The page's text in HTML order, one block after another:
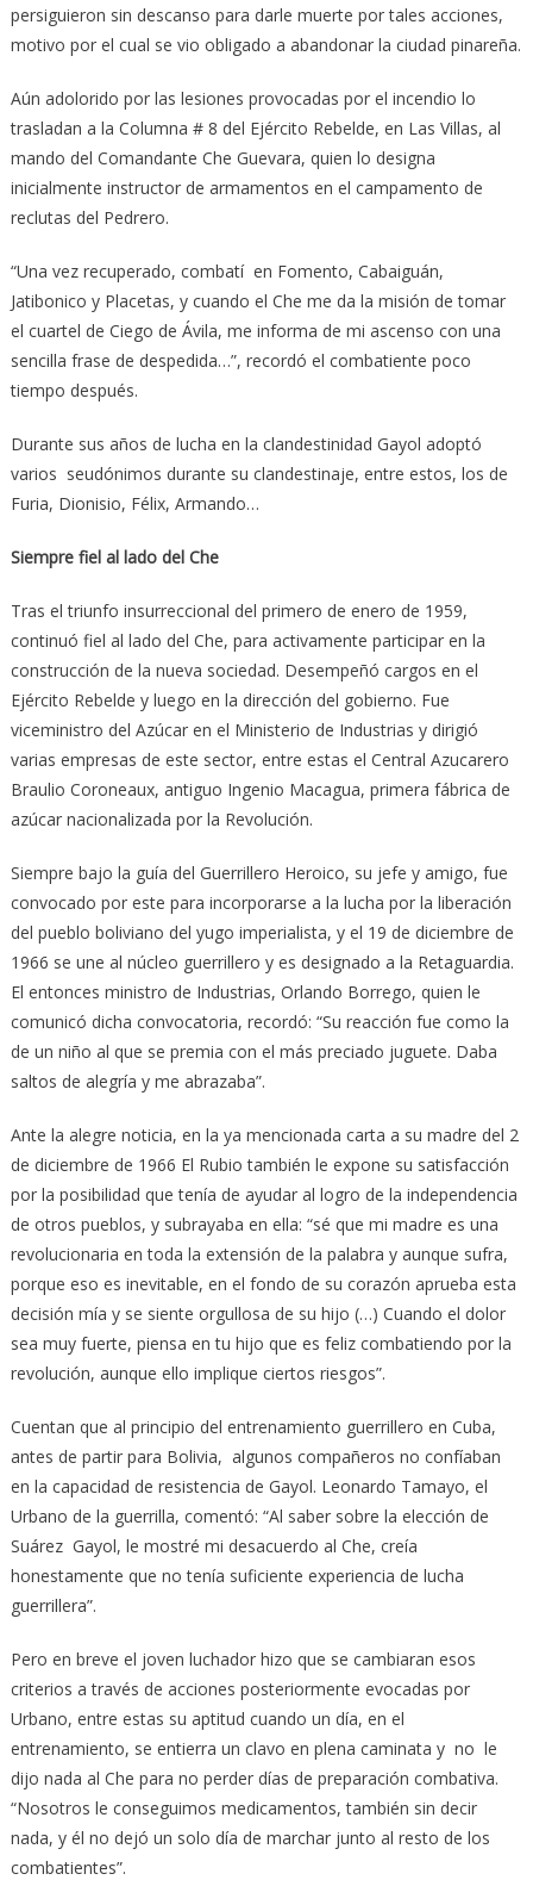
persiguieron sin descanso para darle muerte por tales acciones,
motivo por el cual se vio obligado a abandonar la ciudad pinareña.
Aún adolorido por las lesiones provocadas por el incendio lo
trasladan a la Columna # 8 del Ejército Rebelde, en Las Villas, al
mando del Comandante Che Guevara, quien lo designa
inicialmente instructor de armamentos en el campamento de
reclutas del Pedrero.
“Una vez recuperado, combatí en Fomento, Cabaiguán,
Jatibonico y Placetas, y cuando el Che me da la misión de tomar
el cuartel de Ciego de Ávila, me informa de mi ascenso con una
sencilla frase de despedida…”, recordó el combatiente poco
tiempo después.
Durante sus años de lucha en la clandestinidad Gayol adoptó
varios seudónimos durante su clandestinaje, entre estos, los de
Furia, Dionisio, Félix, Armando…
Siempre fiel al lado del Che
Tras el triunfo insurreccional del primero de enero de 1959,
continuó fiel al lado del Che, para activamente participar en la
construcción de la nueva sociedad. Desempeñó cargos en el
Ejército Rebelde y luego en la dirección del gobierno. Fue
viceministro del Azúcar en el Ministerio de Industrias y dirigió
varias empresas de este sector, entre estas el Central Azucarero
Braulio Coroneaux, antiguo Ingenio Macagua, primera fábrica de
azúcar nacionalizada por la Revolución.
Siempre bajo la guía del Guerrillero Heroico, su jefe y amigo, fue
convocado por este para incorporarse a la lucha por la liberación
del pueblo boliviano del yugo imperialista, y el 19 de diciembre de
1966 se une al núcleo guerrillero y es designado a la Retaguardia.
El entonces ministro de Industrias, Orlando Borrego, quien le
comunicó dicha convocatoria, recordó: “Su reacción fue como la
de un niño al que se premia con el más preciado juguete. Daba
saltos de alegría y me abrazaba”.
Ante la alegre noticia, en la ya mencionada carta a su madre del 2
de diciembre de 1966 El Rubio también le expone su satisfacción
por la posibilidad que tenía de ayudar al logro de la independencia
de otros pueblos, y subrayaba en ella: “sé que mi madre es una
revolucionaria en toda la extensión de la palabra y aunque sufra,
porque eso es inevitable, en el fondo de su corazón aprueba esta
decisión mía y se siente orgullosa de su hijo (…) Cuando el dolor
sea muy fuerte, piensa en tu hijo que es feliz combatiendo por la
revolución, aunque ello implique ciertos riesgos”.
Cuentan que al principio del entrenamiento guerrillero en Cuba,
antes de partir para Bolivia, algunos compañeros no confíaban
en la capacidad de resistencia de Gayol. Leonardo Tamayo, el
Urbano de la guerrilla, comentó: “Al saber sobre la elección de
Suárez Gayol, le mostré mi desacuerdo al Che, creía
honestamente que no tenía suficiente experiencia de lucha
guerrillera”.
Pero en breve el joven luchador hizo que se cambiaran esos
criterios a través de acciones posteriormente evocadas por
Urbano, entre estas su aptitud cuando un día, en el
entrenamiento, se entierra un clavo en plena caminata y no le
dijo nada al Che para no perder días de preparación combativa.
“Nosotros le conseguimos medicamentos, también sin decir
nada, y él no dejó un solo día de marchar junto al resto de los
combatientes”.